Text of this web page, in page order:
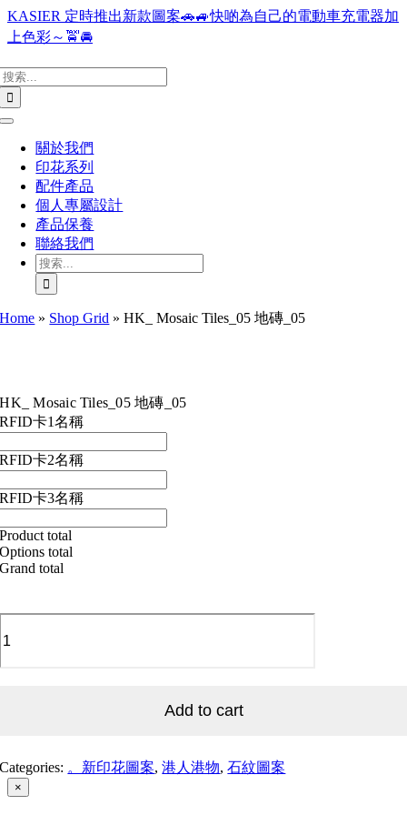
Skip
to
content
KASIER 定時推出新款圖案🚗🚙快啲為自己的電動車充電器加
上色彩～🚖🚘
Toggle
Navigation關於我們
印花系列
配件產品
個人專屬設計
產品保養
聯絡我們
搜
索
結
果：
Home » Shop Grid »HK_ Mosaic Tiles_05 地磚_05
HK_ Mosaic Tiles_05 地磚_05
RFID卡1名稱
RFID卡2名稱
RFID卡3名稱
Product total
Options total
Grand total
Add to cart
Categories: 。新印花圖案,港人港物,石紋圖案
Close
product
×